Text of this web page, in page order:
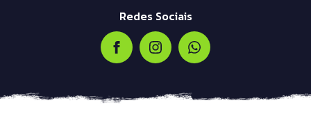
Redes Sociais